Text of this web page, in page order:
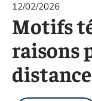
12/02/2026
Motifs
raisons
distance